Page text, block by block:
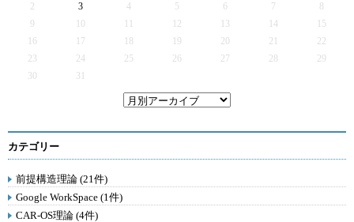
2
3 4 5 6 7
9
12 13 14
15
16
17 19 20 21
22
23
24 25 26 27 28
29
30
31
カテゴリー
前提構造理論 (21件)
Google WorkSpace (1件)
CAR-OS理論 (4件)